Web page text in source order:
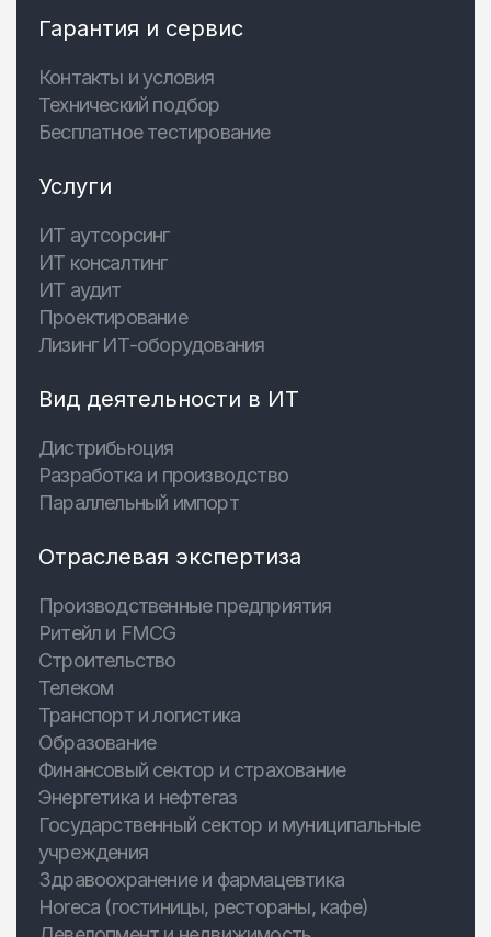
Гарантия и сервис
Контакты и условия
Технический подбор
Бесплатное тестирование
Услуги
ИТ аутсорсинг
ИТ консалтинг
ИТ аудит
Проектирование
Лизинг ИТ-оборудования
Вид деятельности в ИТ
Дистрибьюция
Разработка и производство
Параллельный импорт
Отраслевая экспертиза
Производственные предприятия
Ритейл и FMCG
Строительство
Телеком
Транспорт и логистика
Образование
Финансовый сектор и страхование
Энергетика и нефтегаз
Государственный сектор и муниципальные
учреждения
Здравоохранение и фармацевтика
Horeca (гостиницы, рестораны, кафе)